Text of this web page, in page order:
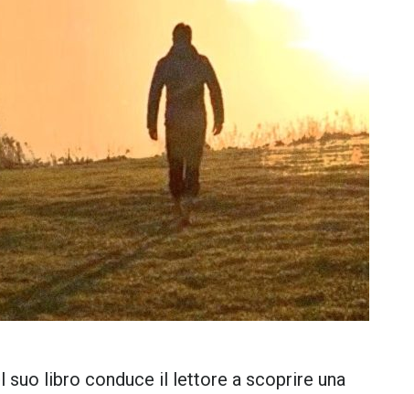
suo libro conduce il lettore a scoprire una